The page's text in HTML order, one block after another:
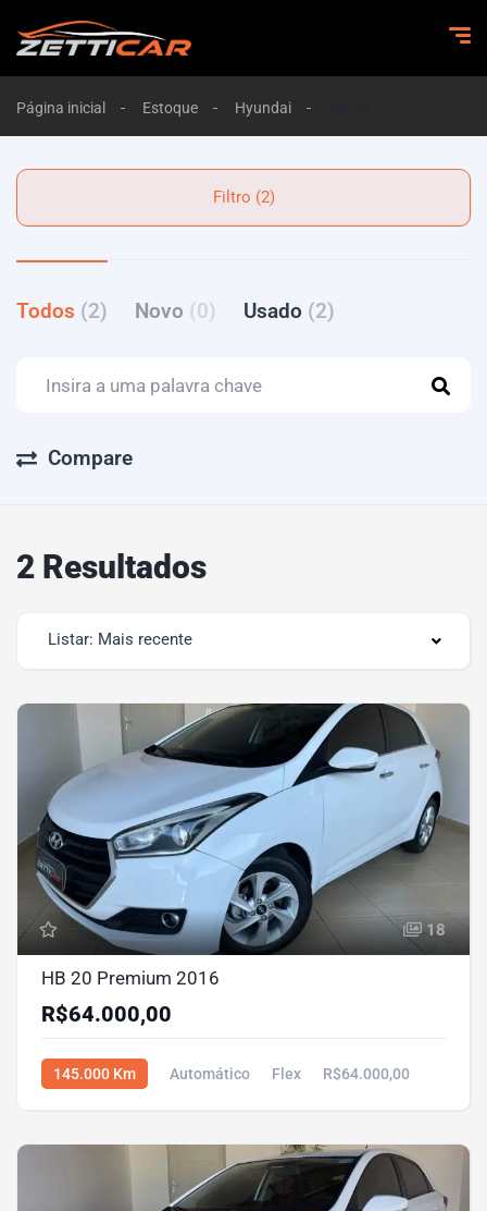
Página inicial Estoque Hyundai
Filtro (2)
Todos (2) Novo (0) Usado (2)
Compare
2 Resultados
Listar: Mais recente
18
HB 20 Premium 2016
R$64.000,00
145.000 Km Automático Flex R$64.000,00